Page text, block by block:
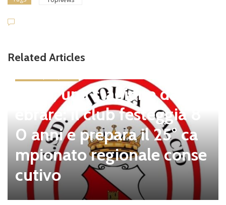
Related Articles
Tolfa, una stagione da cel
ebrare: il club festeggia 8
0 anni e prepara il 25° ca
mpionato regionale conse
cutivo